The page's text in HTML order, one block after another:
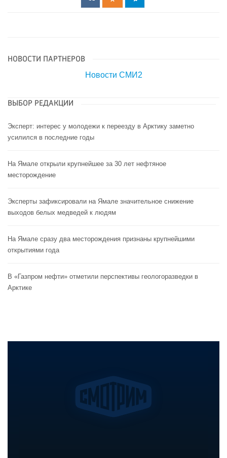
НОВОСТИ ПАРТНЕРОВ
Новости СМИ2
ВЫБОР РЕДАКЦИИ
Эксперт: интерес у молодежи к переезду в Арктику заметно
усилился в последние годы
На Ямале открыли крупнейшее за 30 лет нефтяное
месторождение
Эксперты зафиксировали на Ямале значительное снижение
выходов белых медведей к людям
На Ямале сразу два месторождения признаны крупнейшими
открытиями года
В «Газпром нефти» отметили перспективы геологоразведки в
Арктике